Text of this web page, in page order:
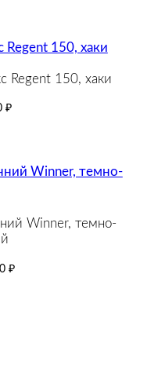
Regent 150, хаки
₽
Winner, темно-
₽